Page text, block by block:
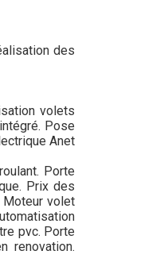
des
volets
Pose
Anet
Porte
Prix des
Moteur volet
pvc. Porte
renovation.